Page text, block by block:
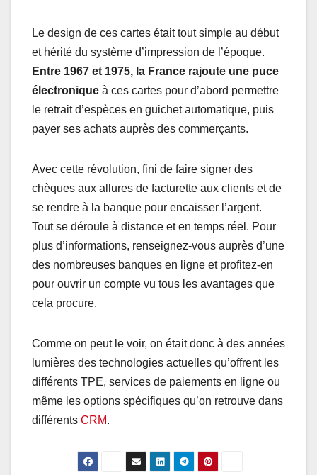
Le design de ces cartes était tout simple au début
et hérité du système d’impression de l’époque.
Entre 1967 et 1975, la France rajoute une puce
électronique à ces cartes pour d’abord permettre
le retrait d’espèces en guichet automatique, puis
payer ses achats auprès des commerçants.
Avec cette révolution, fini de faire signer des
chèques aux allures de facturette aux clients et de
se rendre à la banque pour encaisser l’argent.
Tout se déroule à distance et en temps réel. Pour
plus d’informations, renseignez-vous auprès d’une
des nombreuses banques en ligne et profitez-en
pour ouvrir un compte vu tous les avantages que
cela procure.
Comme on peut le voir, on était donc à des années
lumières des technologies actuelles qu’offrent les
différents TPE, services de paiements en ligne ou
même les options spécifiques qu’on retrouve dans
différents CRM.